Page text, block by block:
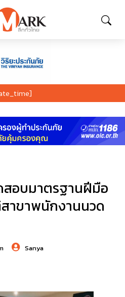
สอบมาตรฐานฝีมือ
าขาพนักงานนวด
Sanya